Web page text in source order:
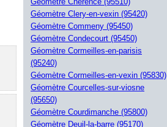
Géomètre Clery-en-vexin (95420)
Géomètre Commeny (95450)
Géomètre Condecourt (95450)
Géomètre Cormeilles-en-parisis
(95240)
Géomètre Cormeilles-en-vexin (95830)
Géomètre Courcelles-sur-viosne
(95650)
Géomètre Courdimanche (95800)
Géomètre Deuil-la-barre (95170)